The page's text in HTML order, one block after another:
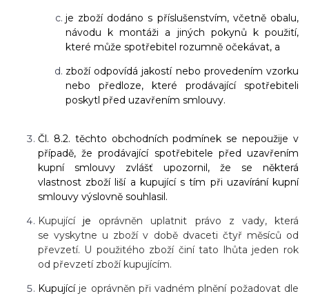
je zboží dodáno s příslušenstvím, včetně obalu,
návodu k montáži a jiných pokynů k použití,
které může spotřebitel rozumně očekávat, a
zboží odpovídá jakostí nebo provedením vzorku
nebo předloze, které prodávající spotřebiteli
poskytl před uzavřením smlouvy.
Čl. 8.2. těchto obchodních podmínek se nepoužije v
případě, že prodávající spotřebitele před uzavřením
kupní smlouvy zvlášť upozornil, že se některá
vlastnost zboží liší a kupující s tím při uzavírání kupní
smlouvy výslovně souhlasil.
Kupujícíje oprávněn uplatnit právo z vady, která
se vyskytne u zboží v době dvaceti čtyř měsíců od
převzetí. U použitého zboží činí tato lhůta jeden rok
od převzetí zboží kupujícím.
Kupujícíje oprávněn při vadném plnění požadovat dle